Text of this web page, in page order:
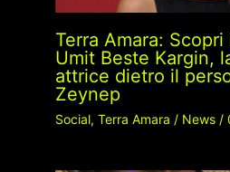
Terra Amara:
Umit Beste Kargin,
attrice dietro il
Zeynep
Social, Terra Amara / News/